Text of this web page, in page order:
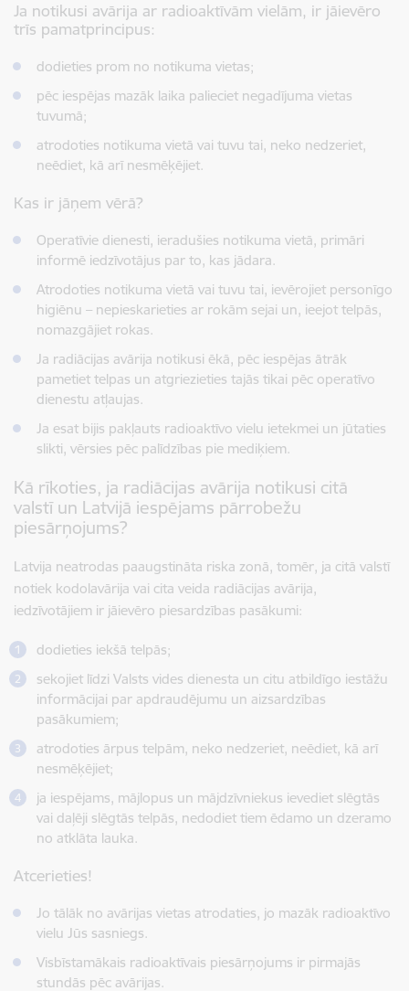
Ja notikusi avārija ar radioaktīvām vielām, ir jāievēro
trīs pamatprincipus:
dodieties prom no notikuma vietas;
pēc iespējas mazāk laika palieciet negadījuma vietas
tuvumā;
atrodoties notikuma vietā vai tuvu tai, neko nedzeriet,
neēdiet, kā arī nesmēķējiet.
Kas ir jāņem vērā?
Operatīvie dienesti, ieradušies notikuma vietā, primāri
informē iedzīvotājus par to, kas jādara.
Atrodoties notikuma vietā vai tuvu tai, ievērojiet personīgo
higiēnu – nepieskarieties ar rokām sejai un, ieejot telpās,
nomazgājiet rokas.
Ja radiācijas avārija notikusi ēkā, pēc iespējas ātrāk
pametiet telpas un atgriezieties tajās tikai pēc operatīvo
dienestu atļaujas.
Ja esat bijis pakļauts radioaktīvo vielu ietekmei un jūtaties
slikti, vērsies pēc palīdzības pie mediķiem.
Kā rīkoties, ja radiācijas avārija notikusi citā
valstī un Latvijā iespējams pārrobežu
piesārņojums?
Latvija neatrodas paaugstināta riska zonā, tomēr, ja citā valstī
notiek kodolavārija vai cita veida radiācijas avārija,
iedzīvotājiem ir jāievēro piesardzības pasākumi:
dodieties iekšā telpās;
sekojiet līdzi Valsts vides dienesta un citu atbildīgo iestāžu
informācijai par apdraudējumu un aizsardzības
pasākumiem;
atrodoties ārpus telpām, neko nedzeriet, neēdiet, kā arī
nesmēķējiet;
ja iespējams, mājlopus un mājdzīvniekus ievediet slēgtās
vai daļēji slēgtās telpās, nedodiet tiem ēdamo un dzeramo
no atklāta lauka.
Atcerieties!
Jo tālāk no avārijas vietas atrodaties, jo mazāk radioaktīvo
vielu Jūs sasniegs.
Visbīstamākais radioaktīvais piesārņojums ir pirmajās
stundās pēc avārijas.